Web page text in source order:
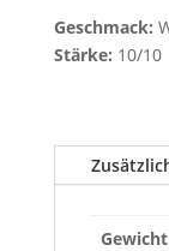
Geschmack:
Stär­ke: 10/10
Gewicht